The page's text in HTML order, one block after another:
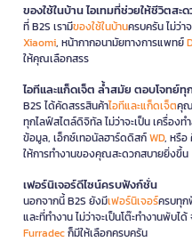
ของใช้ในบ้าน ไอเทมที่ช่วยให้ชีวิตสะ
ที่ B2S เรามีของใช้ในบ้านครบครัน ไม่ว่า
Xiaomi, หน้ากากอนามัยทางการแพทย์
ให้คุณเลือกสรร
ไอทีและแก็ดเจ็ต ล้ำสมัย ตอบโจทย์ทุ
B2S ได้คัดสรรสินค้าไอทีและแก็ดเจ็ตคุณ
ทุกไลฟ์สไตล์ดิจิทัล ไม่ว่าจะเป็น เครื่องท
ข้อมูล, เอ็กซ์เทอนัลฮาร์ดดิสก์WD, หรือ
ให้การทำงานของคุณสะดวกสบายยิ่งขึ้น
เฟอร์นิเจอร์ดีไซน์ครบฟังก์ชั่น
นอกจากนี้ B2S ยังมีเฟอร์นิเจอร์ครบทุก
และที่ทำงาน ไม่ว่าจะเป็นโต๊ะทำงานพับไ
Furradecก็มีให้เลือกครบครัน